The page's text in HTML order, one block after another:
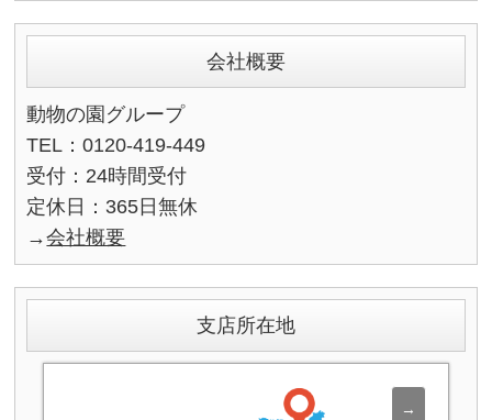
会社概要
動物の園グループ
TEL：0120-419-449
受付：24時間受付
定休日：365日無休
→会社概要
支店所在地